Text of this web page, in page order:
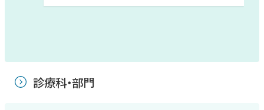
診療科・部門